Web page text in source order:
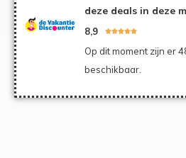
deze deals in deze
8,9 
Op dit moment zijn er
beschikbaar.